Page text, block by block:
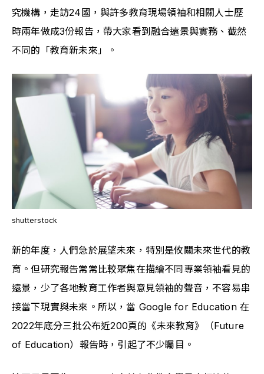
究機構，走訪24國，與許多教育現場領袖和相關人士歷
時兩年做成3份報告，帶大家看到融合遠景與實務、截然
不同的「教育新未來」。
shutterstock
新的年度，人們急於展望未來，特別是攸關未來世代的教
育。但研究報告常常比較聚焦在描繪不同專業領袖看見的
遠景，少了各地教育工作者與意見領袖的聲音，不容易串
接當下現實與未來。所以，當 Google for Education 在
2022年底分三批公布近200頁的《未來教育》（Future
of Education）報告時，引起了不少矚目。